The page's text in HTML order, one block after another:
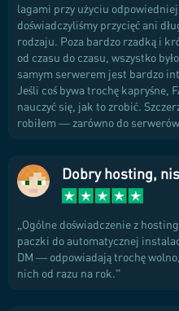
lagami przy użyciu
doświadczyliśmy przycięć ani
rodzaju. Poza bardzo rzadką i
od czasu do czasu, wszystko
samym serwerem jest bardzo
Jeśli coś bywa trochę kapryśne,
nauczyć się, jak to zrobić.
robiłem — zarówno do
Dobry hosting,
Ogólne doświadczenie z
paczki do automatycznej
DM — odpowiadają trochę
nich od razu na rok.